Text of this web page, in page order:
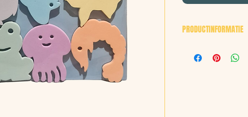
PRODUCTINFORMATIE
verschillende